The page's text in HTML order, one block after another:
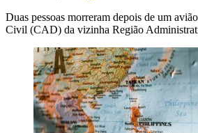
Duas pessoas morreram depois de um
Civil (CAD) da vizinha Região